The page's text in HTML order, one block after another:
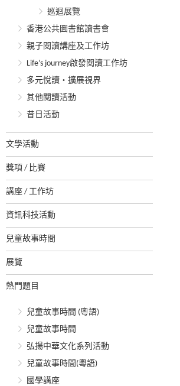
巡迴展覽
香港公共圖書館讀書會
親子閱讀講座及工作坊
Life’s journey啟發閱讀工作坊
多元悅讀‧擴展視界
其他閱讀活動
昔日活動
文學活動
獎項 / 比賽
講座 / 工作坊
資訊科技活動
兒童故事時間
展覽
熱門題目
兒童故事時間 (粵語)
兒童故事時間
弘揚中華文化系列活動
兒童故事時間(粵語)
國學講座